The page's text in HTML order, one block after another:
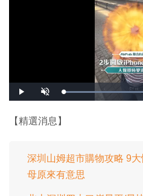
播
放
開
啟
載
入
0
%
【精選消息】
深圳山姆超市購物攻略 9
母原來有意思